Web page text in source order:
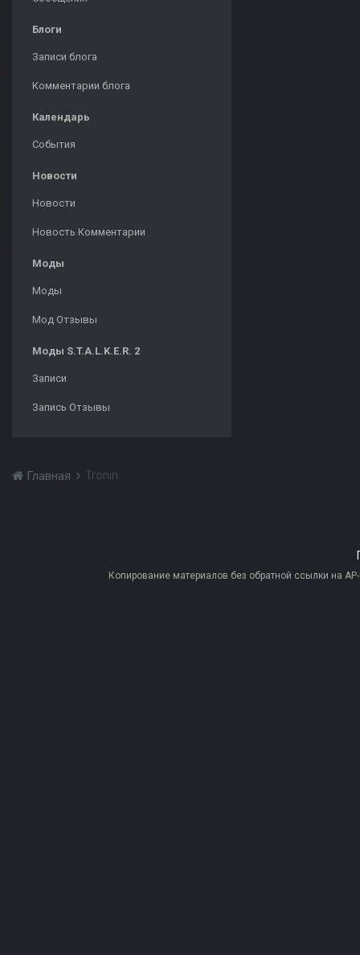
Блоги
Записи блога
Комментарии блога
Календарь
События
Новости
Новости
Новость Комментарии
Моды
Моды
Мод Отзывы
Моды S.T.A.L.K.E.R. 2
Записи
Запись Отзывы
Главная Tronin
Копирование материалов без обратной ссылки на